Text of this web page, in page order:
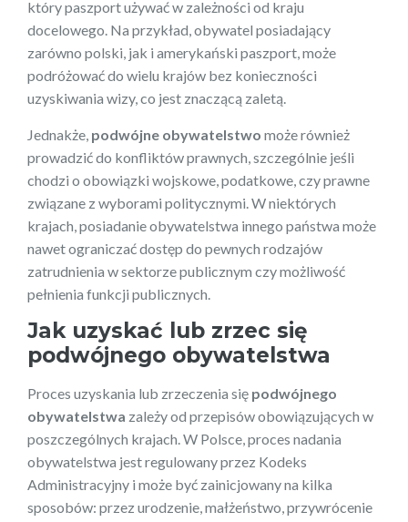
który paszport używać w zależności od kraju
docelowego. Na przykład, obywatel posiadający
zarówno polski, jak i amerykański paszport, może
podróżować do wielu krajów bez konieczności
uzyskiwania wizy, co jest znaczącą zaletą.
Jednakże, podwójne obywatelstwo może również
prowadzić do konfliktów prawnych, szczególnie jeśli
chodzi o obowiązki wojskowe, podatkowe, czy prawne
związane z wyborami politycznymi. W niektórych
krajach, posiadanie obywatelstwa innego państwa może
nawet ograniczać dostęp do pewnych rodzajów
zatrudnienia w sektorze publicznym czy możliwość
pełnienia funkcji publicznych.
Jak uzyskać lub zrzec się
podwójnego obywatelstwa
Proces uzyskania lub zrzeczenia się podwójnego
obywatelstwa zależy od przepisów obowiązujących w
poszczególnych krajach. W Polsce, proces nadania
obywatelstwa jest regulowany przez Kodeks
Administracyjny i może być zainicjowany na kilka
sposobów: przez urodzenie, małżeństwo, przywrócenie